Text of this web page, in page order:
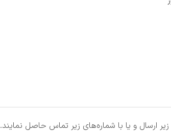
ارسال و یا با شماره‌های زیر تماس حاصل نمایند.